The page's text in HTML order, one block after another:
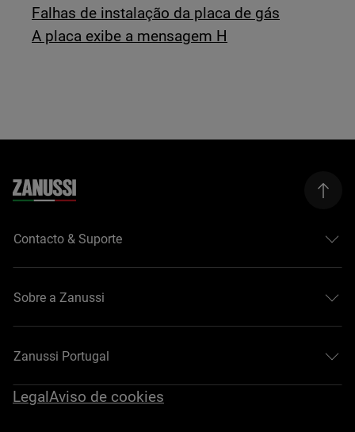
Falhas de instalação da placa de gás
A placa exibe a mensagem H
Contacto & Suporte
Sobre a Zanussi
Zanussi Portugal
LegalAviso de cookies